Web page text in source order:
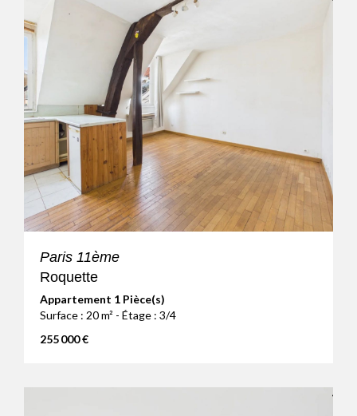
Paris 11ème
Roquette
Appartement 1 Pièce(s)
Surface : 20 m² - Étage : 3/4
255 000 €